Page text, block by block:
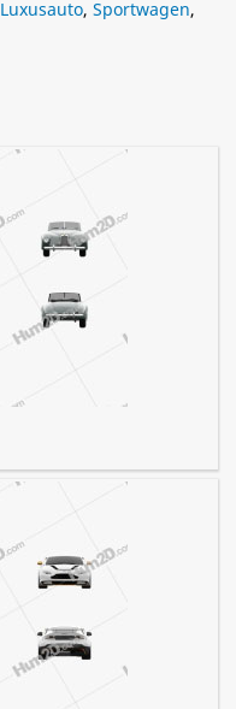
Luxusauto, Sportwagen,